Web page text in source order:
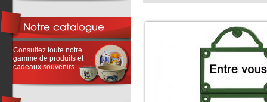
Consultez toute notre
gamme de produits et
cadeaux souvenirs